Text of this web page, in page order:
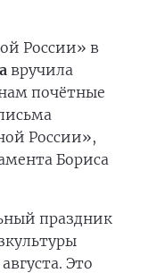
России» в
вручила
почётные
России»,
Бориса
праздник
Это